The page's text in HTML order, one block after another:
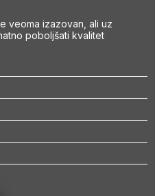
veoma izazovan, ali uz
poboljšati kvalitet